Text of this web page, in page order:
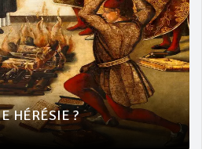
HÉRÉSIE ?